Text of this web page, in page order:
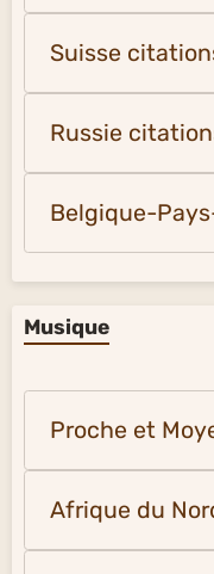
Suisse
Russie
Belgique-
Musique
Proche et
Afrique du